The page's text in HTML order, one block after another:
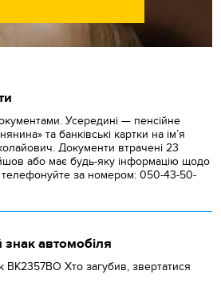
Усередині — пенсійне
та банківські картки на ім’я
Документи втрачені 23
або має будь-яку інформацію щодо
телефонуйте за номером: 050-43-50-
автомобіля
Хто загубив, звертатися